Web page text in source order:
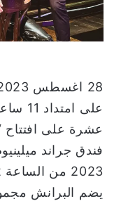
ل
ك
ت
ي
ا
على
عشرة على افتتاح
2023 من الساعة 12 ظهرا حتى 11 مساء.
يضم البرانش